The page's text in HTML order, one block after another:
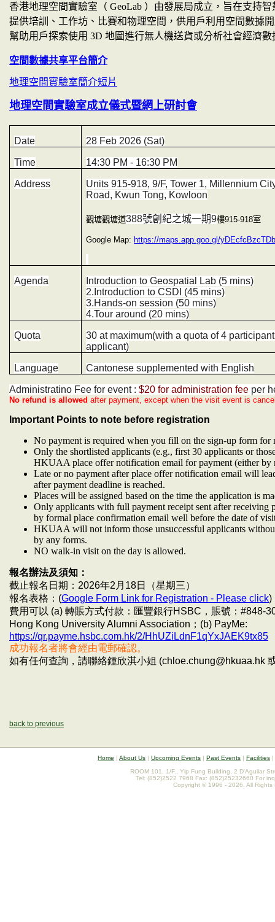
香港地理空間實驗室（ GeoLab ）由發展局成立，旨在支持
提供培訓、工作坊、比賽和物理空間，供用戶利用空間數據
幫助用戶探索使用 3D 地圖進行無人機送貨或分析社會經濟
空間數據共享平台簡介
地理空間實驗室簡介短片
地理空間實驗室成立儀式暨網上研討會
Date 28 Feb 2026 (Sat)
Time 14:30 PM - 16:30 PM
Address
Units 915-918, 9/F, Tower 1, Millennium
Road, Kwun Tong, Kowloon
觀塘觀塘道388號創紀之城一期9樓915-918室
Google Map: https://maps.app.goo.gl/
Agenda
Introduction to Geospatial Lab (5 mins)
2. Introduction to CSDI (45 mins)
3.Hands-on session (50 mins)
4.Tour around (20 mins)
Quota
30 at maximum(with a quota of 4
applicant)
Language Cantonese supplemented with English
Administratino Fee for event : $20 for administration fee per
No refund is allowed after payment, except when the visit event is
Important Points to note before registration
No payment is required when you fill on the sign-up form for
Only the shortlisted applicants (e.g., first 30 applicants or
HKUAA place offer notification email for payment (either by
Late or no payment after place offer notification email will
after payment deadline is reached.
Places will be assigned based on the time the application is
Only applicants with full payment receipt sent after
by formal place confirmation email well before the date of
HKUAA will not inform those unsuccessful applicants
by any forms.
NO walk-in visit on the day is allowed.
報名辦法及須知：
截止報名日期：2026年2月18日（星期三）
報名表格：(Google Form Link for Registration - Please click)
費用可以 (a) 轉賬方式付款：匯豐銀行HSBC，賬號：#848-
Hong Kong University Alumni Association；(b) PayMe:
https://qr.payme.hsbc.com.hk/2/HhUZiLdnF1qYxJAEK9tx85
成功報名者將會經由電郵確認。
如有任何查詢，請聯絡鍾欣淇小姐 (chloe.chung@hkuaa.hk
back to previous
Home | About Us | Upcoming Events | Past Events | Facilities |
ROOM 101, 1/F., Yip Fung Building, 2 D'Aguilar
Tel: (852)2522 7968 Fax: (852)25232660 For
Copyright © 1996 - 2026. All Rights